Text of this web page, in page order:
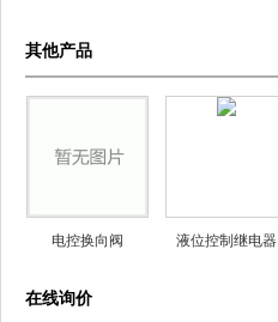
其他产品
电控换向阀
大利NASS（那
液位控制继电器
在线询价